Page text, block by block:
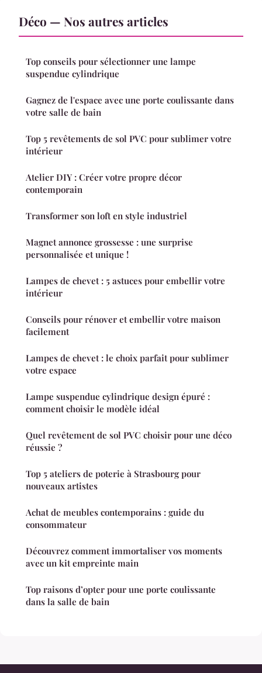
Déco — Nos autres articles
Top conseils pour sélectionner une lampe
suspendue cylindrique
Gagnez de l'espace avec une porte coulissante dans
votre salle de bain
Top 5 revêtements de sol PVC pour sublimer votre
intérieur
Atelier DIY : Créer votre propre décor
contemporain
Transformer son loft en style industriel
Magnet annonce grossesse : une surprise
personnalisée et unique !
Lampes de chevet : 5 astuces pour embellir votre
intérieur
Conseils pour rénover et embellir votre maison
facilement
Lampes de chevet : le choix parfait pour sublimer
votre espace
Lampe suspendue cylindrique design épuré :
comment choisir le modèle idéal
Quel revêtement de sol PVC choisir pour une déco
réussie ?
Top 5 ateliers de poterie à Strasbourg pour
nouveaux artistes
Achat de meubles contemporains : guide du
consommateur
Découvrez comment immortaliser vos moments
avec un kit empreinte main
Top raisons d’opter pour une porte coulissante
dans la salle de bain